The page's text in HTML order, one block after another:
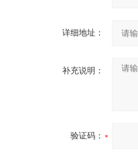
详细地址：
补充说明：
验证码：